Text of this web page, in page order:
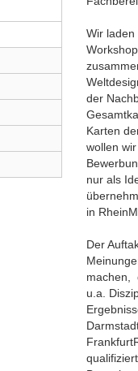
Wir laden
der
Karten
wollen
nur als
in
Der
machen,
u.a.